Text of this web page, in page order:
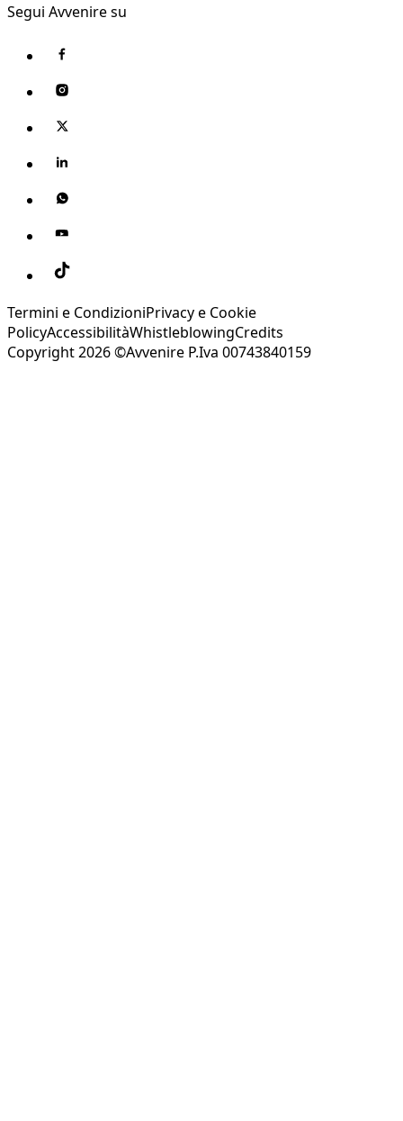
Segui Avvenire su
Termini e CondizioniPrivacy e Cookie
PolicyAccessibilitàWhistleblowingCredits
Copyright 2026 ©Avvenire P.Iva 00743840159